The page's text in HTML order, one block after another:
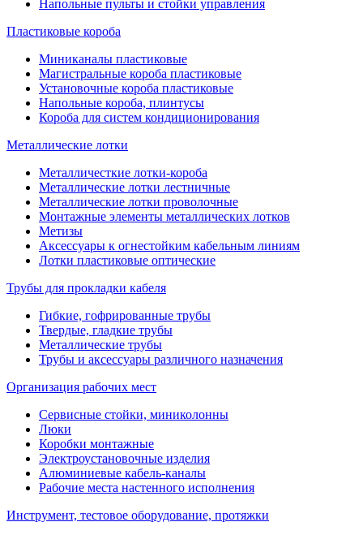
Напольные пульты и стойки управления
Пластиковые короба
Миниканалы пластиковые
Магистральные короба пластиковые
Установочные короба пластиковые
Напольные короба, плинтусы
Короба для систем кондиционирования
Металлические лотки
Металличесткие лотки-короба
Металлические лотки лестничные
Металлические лотки проволочные
Монтажные элементы металлических лотков
Метизы
Аксессуары к огнестойким кабельным линиям
Лотки пластиковые оптические
Трубы для прокладки кабеля
Гибкие, гофрированные трубы
Твердые, гладкие трубы
Металлические трубы
Трубы и аксессуары различного назначения
Организация рабочих мест
Сервисные стойки, миниколонны
Люки
Коробки монтажные
Электроустановочные изделия
Алюминиевые кабель-каналы
Рабочие места настенного исполнения
Инструмент, тестовое оборудование, протяжки